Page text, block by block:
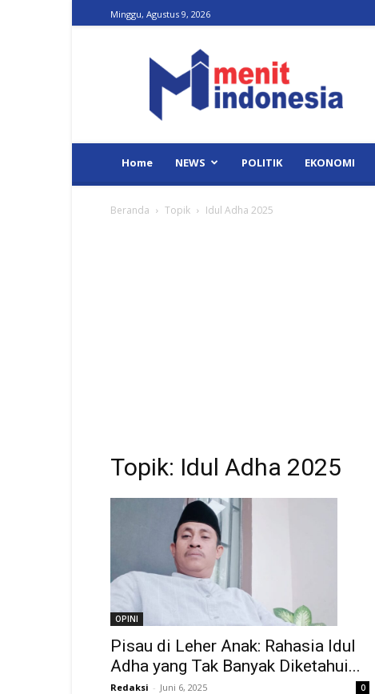
Minggu, Agustus 9, 2026
Indonesia
Home NEWS POLITIK EKONOMI
Beranda Topik Idul Adha 2025
Topik: Idul Adha 2025
OPINI
Pisau di Leher Anak: Rahasia Idul
Adha yang Tak Banyak Diketahui...
Redaksi - Juni 6, 2025 0